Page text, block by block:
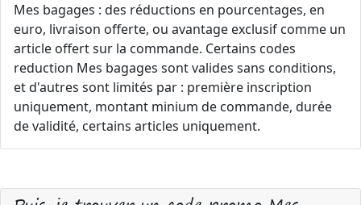
Mes bagages : des réductions en pourcentages, en
euro, livraison offerte, ou avantage exclusif comme un
article offert sur la commande. Certains codes
reduction Mes bagages sont valides sans conditions,
et d'autres sont limités par : première inscription
uniquement, montant minium de commande, durée
de validité, certains articles uniquement.